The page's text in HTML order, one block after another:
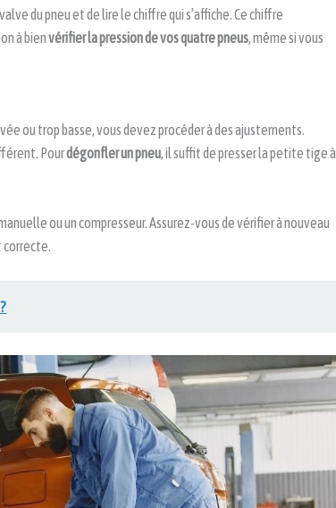
du pneu et de lire le chiffre qui s’affiche. Ce chiffre
à bienvérifier la pression de vos quatre pneus, même si vous
ou trop basse, vous devez procéder à des ajustements.
Pourdégonfler un pneu, il suffit de presser la petite tige à
ou un compresseur. Assurez-vous de vérifier à nouveau
correcte.